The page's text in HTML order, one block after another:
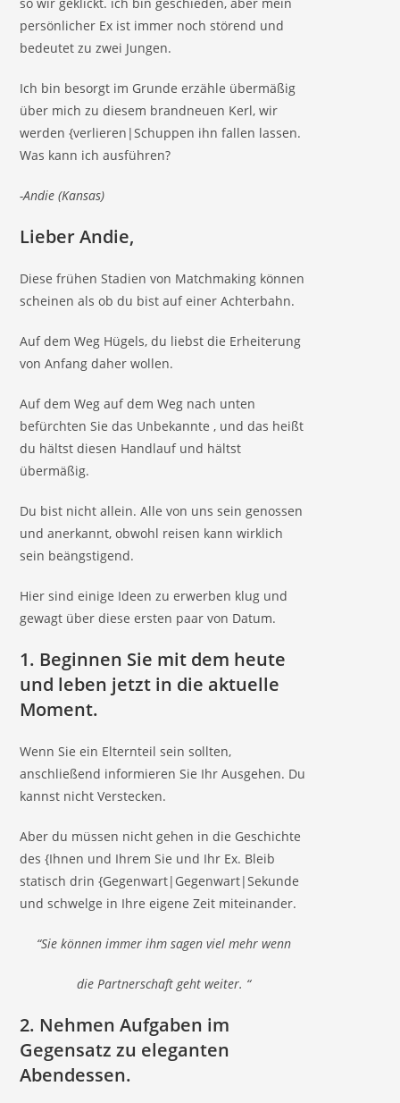
persönlicher Ex ist immer noch störend und
bedeutet zu zwei Jungen.
Ich bin besorgt im Grunde erzähle übermäßig
über mich zu diesem brandneuen Kerl, wir
werden {verlieren|Schuppen ihn fallen lassen.
Was kann ich ausführen?
-Andie (Kansas)
Lieber Andie,
Diese frühen Stadien von Matchmaking können
scheinen als ob du bist auf einer Achterbahn.
Auf dem Weg Hügels, du liebst die Erheiterung
von Anfang daher wollen.
Auf dem Weg auf dem Weg nach unten
befürchten Sie das Unbekannte , und das heißt
du hältst diesen Handlauf und hältst
übermäßig.
Du bist nicht allein. Alle von uns sein genossen
und anerkannt, obwohl reisen kann wirklich
sein beängstigend.
Hier sind einige Ideen zu erwerben klug und
gewagt über diese ersten paar von Datum.
1. Beginnen Sie mit dem heute
und leben jetzt in die aktuelle
Moment.
Wenn Sie ein Elternteil sein sollten,
anschließend informieren Sie Ihr Ausgehen. Du
kannst nicht Verstecken.
Aber du müssen nicht gehen in die Geschichte
des {Ihnen und Ihrem Sie und Ihr Ex. Bleib
statisch drin {Gegenwart|Gegenwart|Sekunde
und schwelge in Ihre eigene Zeit miteinander.
“Sie können immer ihm sagen viel mehr wenn
die Partnerschaft geht weiter. “
2. Nehmen Aufgaben im
Gegensatz zu eleganten
Abendessen.